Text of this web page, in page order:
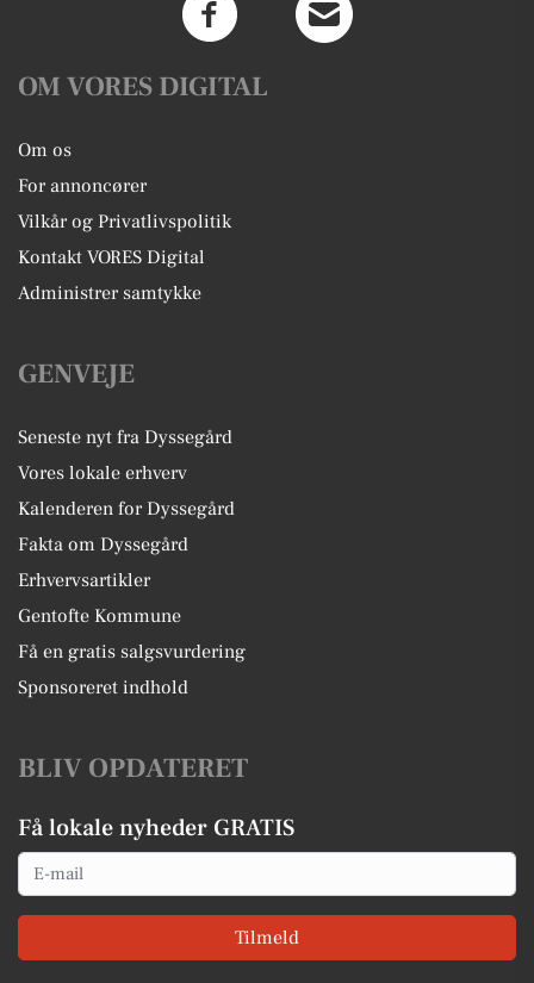
OM VORES DIGITAL
Om os
For annoncører
Vilkår og Privatlivspolitik
Kontakt VORES Digital
Administrer samtykke
GENVEJE
Seneste nyt fra Dyssegård
Vores lokale erhverv
Kalenderen for Dyssegård
Fakta om Dyssegård
Erhvervsartikler
Gentofte Kommune
Få en gratis salgsvurdering
Sponsoreret indhold
BLIV OPDATERET
Få lokale nyheder GRATIS
Email
Tilmeld